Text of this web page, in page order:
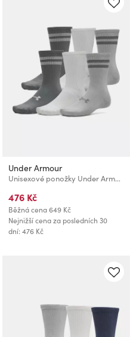
Under Armour
Unisexové ponožky Under Armour UA Essential 6pk Crew
476 Kč
Běžná cena649 Kč
Nejnižší cena za posledních 30
dní: 476 Kč